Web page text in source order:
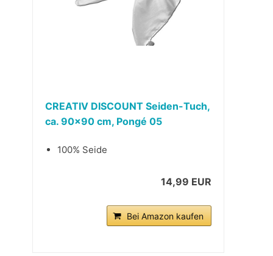
CREATIV DISCOUNT Seiden-Tuch,
ca. 90×90 cm, Pongé 05
100% Seide
14,99 EUR
Bei Amazon kaufen